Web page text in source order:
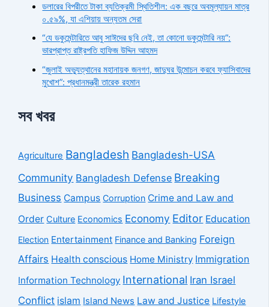
ডলারের বিপরীতে টাকা ব্যতিক্রমী স্থিতিশীল: এক বছরে অবমূল্যায়ন মাত্র
০.৫৯%, যা এশিয়ায় অন্যতম সেরা
“যে ডকুমেন্টারিতে আবু সাঈদের ছবি নেই, তা কোনো ডকুমেন্টারি নয়”:
ভারপ্রাপ্ত রাষ্ট্রপতি হাফিজ উদ্দিন আহমদ
“জুলাই অভ্যুত্থানের মহানায়ক জনগণ, জাদুঘর উন্মোচন করবে ফ্যাসিবাদের
মুখোশ”: প্রধানমন্ত্রী তারেক রহমান
সব খবর
Agriculture Bangladesh Bangladesh-USA
Community Bangladesh Defense Breaking
Business Campus Corruption Crime and Law and
Order Culture Economics Economy Editor Education
Election Entertainment Finance and Banking Foreign
Affairs Health conscious Home Ministry Immigration
Information Technology International Iran Israel
Conflict islam Island News Law and Justice Lifestyle